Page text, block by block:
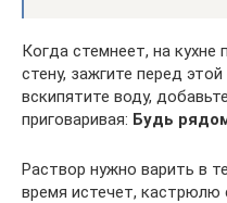
Когда стемнеет, на
стену, зажгите перед
вскипятите воду,
приговаривая: Будь
Раствор нужно варить в
время истечет, кастрюлю